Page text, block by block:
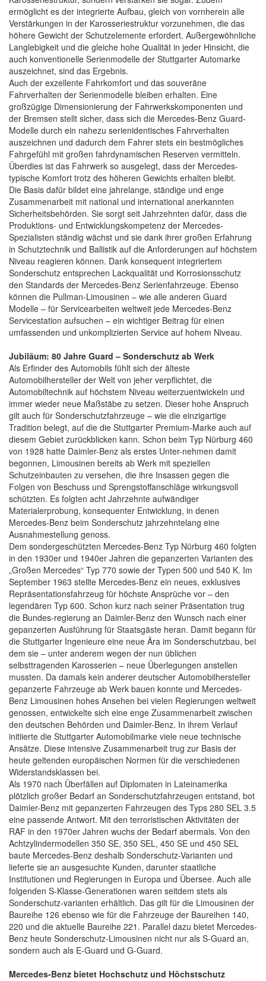
ermöglicht es der integrierte Aufbau, gleich von vornherein alle
Verstärkungen in der Karosseriestruktur vorzunehmen, die das
höhere Gewicht der Schutzelemente erfordert. Außergewöhnliche
Langlebigkeit und die gleiche hohe Qualität in jeder Hinsicht, die
auch konventionelle Serienmodelle der Stuttgarter Automarke
auszeichnet, sind das Ergebnis.
Auch der exzellente Fahrkomfort und das souveräne
Fahrverhalten der Serienmodelle bleiben erhalten. Eine
großzügige Dimensionierung der Fahrwerkskomponenten und
der Bremsen stellt sicher, dass sich die Mercedes-Benz Guard-
Modelle durch ein nahezu serienidentisches Fahrverhalten
auszeichnen und dadurch dem Fahrer stets ein bestmögliches
Fahrgefühl mit großen fahrdynamischen Reserven vermitteln.
Überdies ist das Fahrwerk so ausgelegt, dass der Mercedes-
typische Komfort trotz des höheren Gewichts erhalten bleibt.
Die Basis dafür bildet eine jahrelange, ständige und enge
Zusammenarbeit mit national und international anerkannten
Sicherheitsbehörden. Sie sorgt seit Jahrzehnten dafür, dass die
Produktions- und Entwicklungskompetenz der Mercedes-
Spezialisten ständig wächst und sie dank ihrer großen Erfahrung
in Schutztechnik und Ballistik auf die Anforderungen auf höchstem
Niveau reagieren können. Dank konsequent integriertem
Sonderschutz entsprechen Lackqualität und Korrosionsschutz
den Standards der Mercedes-Benz Serienfahrzeuge. Ebenso
können die Pullman-Limousinen – wie alle anderen Guard
Modelle – für Servicearbeiten weltweit jede Mercedes-Benz
Servicestation aufsuchen – ein wichtiger Beitrag für einen
umfassenden und unkomplizierten Service auf hohem Niveau.
Jubiläum: 80 Jahre Guard – Sonderschutz ab Werk
Als Erfinder des Automobils fühlt sich der älteste
Automobilhersteller der Welt von jeher verpflichtet, die
Automobiltechnik auf höchstem Niveau weiterzuentwickeln und
immer wieder neue Maßstäbe zu setzen. Dieser hohe Anspruch
gilt auch für Sonderschutzfahrzeuge – wie die einzigartige
Tradition belegt, auf die die Stuttgarter Premium-Marke auch auf
diesem Gebiet zurückblicken kann. Schon beim Typ Nürburg 460
von 1928 hatte Daimler-Benz als erstes Unter-nehmen damit
begonnen, Limousinen bereits ab Werk mit speziellen
Schutzeinbauten zu versehen, die ihre Insassen gegen die
Folgen von Beschuss und Sprengstoffanschläge wirkungsvoll
schützten. Es folgten acht Jahrzehnte aufwändiger
Materialerprobung, konsequenter Entwicklung, in denen
Mercedes-Benz beim Sonderschutz jahrzehntelang eine
Ausnahmestellung genoss.
Dem sondergeschützten Mercedes-Benz Typ Nürburg 460 folgten
in den 1930er und 1940er Jahren die gepanzerten Varianten des
„Großen Mercedes“ Typ 770 sowie der Typen 500 und 540 K. Im
September 1963 stellte Mercedes-Benz ein neues, exklusives
Repräsentationsfahrzeug für höchste Ansprüche vor – den
legendären Typ 600. Schon kurz nach seiner Präsentation trug
die Bundes-regierung an Daimler-Benz den Wunsch nach einer
gepanzerten Ausführung für Staatsgäste heran. Damit begann für
die Stuttgarter Ingenieure eine neue Ära im Sonderschutzbau, bei
dem sie – unter anderem wegen der nun üblichen
selbsttragenden Karosserien – neue Überlegungen anstellen
mussten. Da damals kein anderer deutscher Automobilhersteller
gepanzerte Fahrzeuge ab Werk bauen konnte und Mercedes-
Benz Limousinen hohes Ansehen bei vielen Regierungen weltweit
genossen, entwickelte sich eine enge Zusammenarbeit zwischen
den deutschen Behörden und Daimler-Benz. In ihrem Verlauf
initiierte die Stuttgarter Automobilmarke viele neue technische
Ansätze. Diese intensive Zusammenarbeit trug zur Basis der
heute geltenden europäischen Normen für die verschiedenen
Widerstandsklassen bei.
Als 1970 nach Überfällen auf Diplomaten in Lateinamerika
plötzlich großer Bedarf an Sonderschutzfahrzeugen entstand, bot
Daimler-Benz mit gepanzerten Fahrzeugen des Typs 280 SEL 3.5
eine passende Antwort. Mit den terroristischen Aktivitäten der
RAF in den 1970er Jahren wuchs der Bedarf abermals. Von den
Achtzylindermodellen 350 SE, 350 SEL, 450 SE und 450 SEL
baute Mercedes-Benz deshalb Sonderschutz-Varianten und
lieferte sie an ausgesuchte Kunden, darunter staatliche
Institutionen und Regierungen in Europa und Übersee. Auch alle
folgenden S-Klasse-Generationen waren seitdem stets als
Sonderschutz-varianten erhältlich. Das gilt für die Limousinen der
Baureihe 126 ebenso wie für die Fahrzeuge der Baureihen 140,
220 und die aktuelle Baureihe 221. Parallel dazu bietet Mercedes-
Benz heute Sonderschutz-Limousinen nicht nur als S-Guard an,
sondern auch als E-Guard und G-Guard.
Mercedes-Benz bietet Hochschutz und Höchstschutz